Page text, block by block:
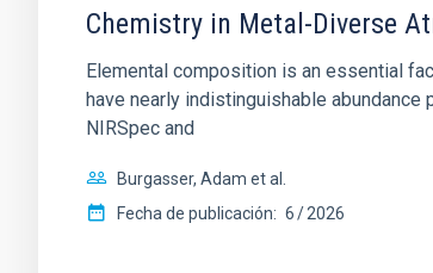
Chemistry in Metal-Diverse
Elemental composition is an essential
have nearly indistinguishable
NIRSpec and
Burgasser, Adam et al.
Fecha de publicación: 6 2026